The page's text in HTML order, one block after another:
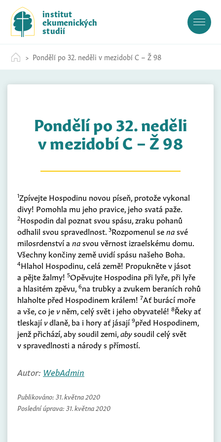
c
institut
ekumenických
studií
Pondělí po 32. neděli v mezidobí C – Ž 98
Pondělí po 32. neděli
v mezidobí C – Ž 98
1Zpívejte Hospodinu novou píseň, protože vykonal
divy! Pomohla mu jeho pravice, jeho svatá paže.
2Hospodin dal poznat svou spásu, zraku pohanů
odhalil svou spravedlnost. 3Rozpomenul senasvé
milosrdenství a nasvou věrnost izraelskému domu.
Všechny končiny země uvidí spásu našeho Boha.
4Hlahol Hospodinu, celá země! Propukněte v jásot
a pějte žalmy! 5Opěvujte Hospodina při lyře, při lyře
a hlasitém zpěvu, 6na trubky a zvukem beraních rohů
hlaholte před Hospodinem králem! 7Ať burácí moře
a vše, co je vněm, celý svět i jeho obyvatelé! 8Řeky ať
tleskajívdlaně, ba i hory ať jásají9před Hospodinem,
jenž přichází, aby soudil zemi,abysoudil celý svět
v spravedlnosti a národy s přímostí.
Autor: WebAdmin
Publikováno: 31. května 2020
Poslední úprava: 31. května 2020